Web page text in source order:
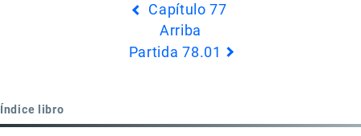
78
Capítulo 77
Arriba
Partida 78.01
Índice libro